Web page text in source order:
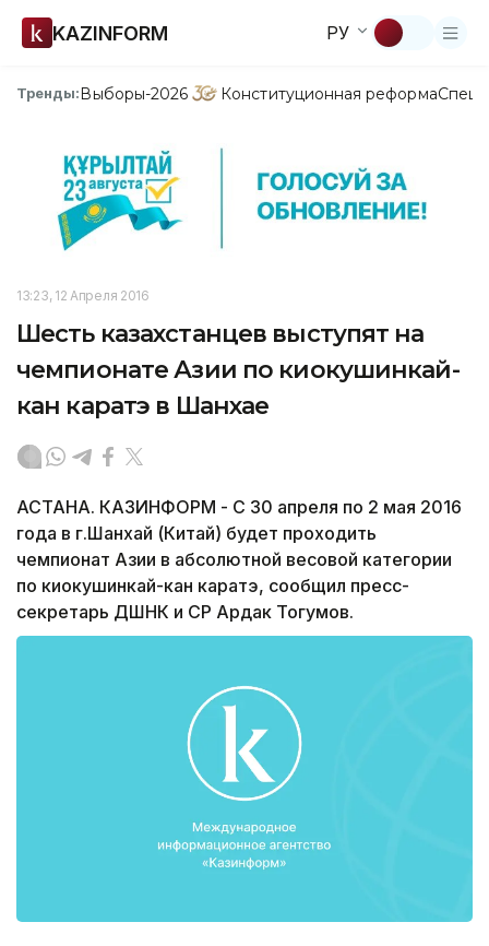
KAZINFORM РУ
Тренды:Выборы-2026 Конституционная реформа
13:23, 12 Апреля 2016
Шесть казахстанцев выступят на
чемпионате Азии по киокушинкай-
кан каратэ в Шанхае
АСТАНА. КАЗИНФОРМ - С 30 апреля по 2 мая 2016
года в г.Шанхай (Китай) будет проходить
чемпионат Азии в абсолютной весовой категории
по киокушинкай-кан каратэ, сообщил пресс-
секретарь ДШНК и СР Ардак Тогумов.